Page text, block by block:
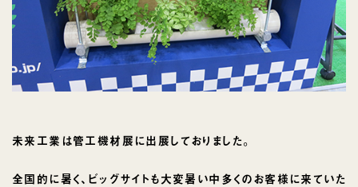
未来工業は管工機材展に出展しておりました。
全国的に暑く、ビッグサイトも大変暑い中多くのお客様に来ていた